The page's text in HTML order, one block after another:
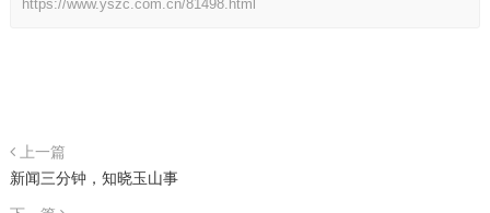
https://www.yszc.com.cn/81498.html
上一篇
​​新闻三分钟，知晓玉山事